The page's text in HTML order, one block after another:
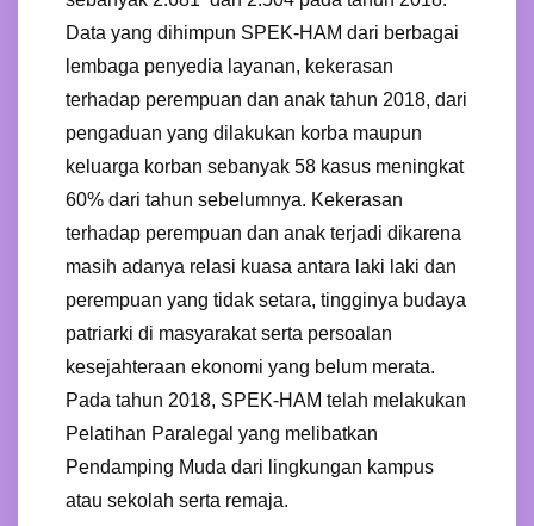
Data yang dihimpun SPEK-HAM dari berbagai
lembaga penyedia layanan, kekerasan
terhadap perempuan dan anak tahun 2018, dari
pengaduan yang dilakukan korba maupun
keluarga korban sebanyak 58 kasus meningkat
60% dari tahun sebelumnya. Kekerasan
terhadap perempuan dan anak terjadi dikarena
masih adanya relasi kuasa antara laki laki dan
perempuan yang tidak setara, tingginya budaya
patriarki di masyarakat serta persoalan
kesejahteraan ekonomi yang belum merata.
Pada tahun 2018, SPEK-HAM telah melakukan
Pelatihan Paralegal yang melibatkan
Pendamping Muda dari lingkungan kampus
atau sekolah serta remaja.